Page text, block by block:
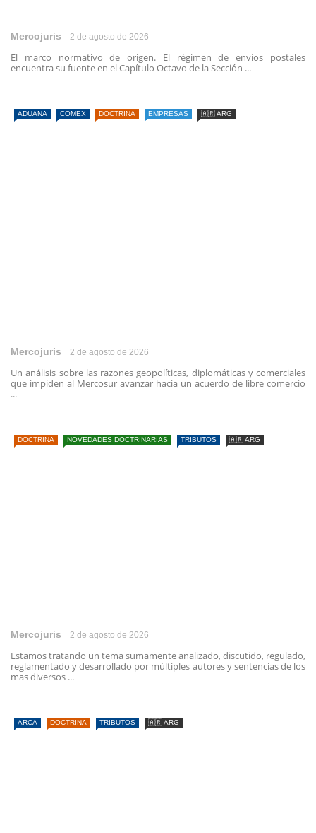
Mercojuris 2 de agosto de 2026
El marco normativo de origen. El régimen de envíos postales
encuentra su fuente en el Capítulo Octavo de la Sección ...
ADUANA COMEX DOCTRINA EMPRESAS 🇦🇷 ARG
Mercojuris 2 de agosto de 2026
Un análisis sobre las razones geopolíticas, diplomáticas y comerciales
que impiden al Mercosur avanzar hacia un acuerdo de libre comercio
...
DOCTRINA NOVEDADES DOCTRINARIAS TRIBUTOS 🇦🇷 ARG
Mercojuris 2 de agosto de 2026
Estamos tratando un tema sumamente analizado, discutido, regulado,
reglamentado y desarrollado por múltiples autores y sentencias de los
mas diversos ...
ARCA DOCTRINA TRIBUTOS 🇦🇷 ARG